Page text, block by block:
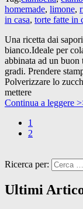
homemade, limone,
in casa, torte fatte in
Una ricetta dai
bianco.Ideale per
abbinata ad un
gradi. Prendere
Polverizzare lo
mettere
Continua a leggere
1
2
Ricerca per:
Ultimi